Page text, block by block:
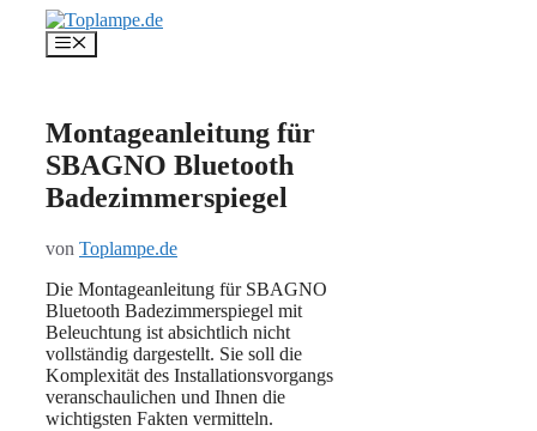
Inhalt
springen
Menü
Montageanleitung für
SBAGNO Bluetooth
Badezimmerspiegel
von Toplampe.de
Die Montageanleitung für SBAGNO
Bluetooth Badezimmerspiegel mit
Beleuchtung ist absichtlich nicht
vollständig dargestellt. Sie soll die
Komplexität des Installationsvorgangs
veranschaulichen und Ihnen die
wichtigsten Fakten vermitteln.